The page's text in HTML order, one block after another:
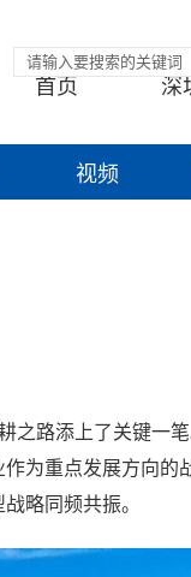
首页 深
视频
之路添上了关键一笔
作为重点发展方向
略同频共振。